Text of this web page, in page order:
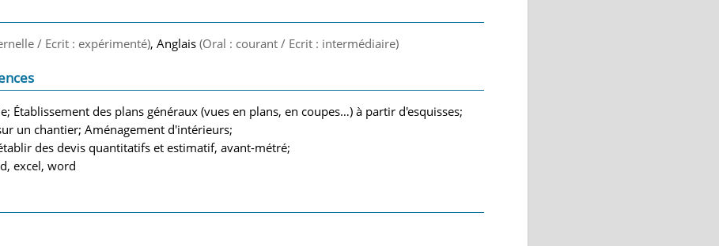
/ Ecrit : expérimenté), Anglais (Oral : courant / Ecrit : intermédiaire)
Établissement des plans généraux (vues en plans, en coupes…) à partir d'esquisses;
un chantier; Aménagement d'intérieurs;
des devis quantitatifs et estimatif, avant-métré;
excel, word